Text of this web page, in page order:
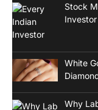
Stock
White
Why